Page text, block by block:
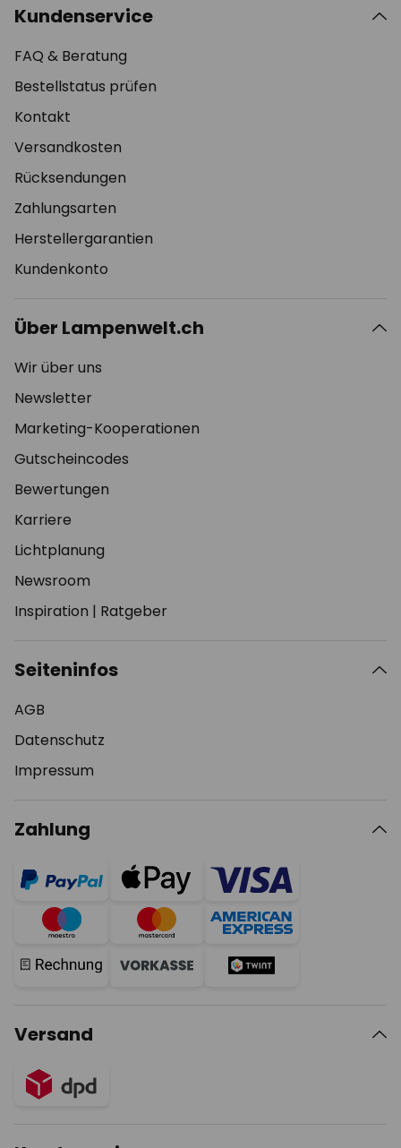
Kundenservice
FAQ & Beratung
Bestellstatus prüfen
Kontakt
Versandkosten
Rücksendungen
Zahlungsarten
Herstellergarantien
Kundenkonto
Über Lampenwelt.ch
Wir über uns
Newsletter
Marketing-Kooperationen
Gutscheincodes
Bewertungen
Karriere
Lichtplanung
Newsroom
Inspiration | Ratgeber
Seiteninfos
AGB
Datenschutz
Impressum
Zahlung
Versand